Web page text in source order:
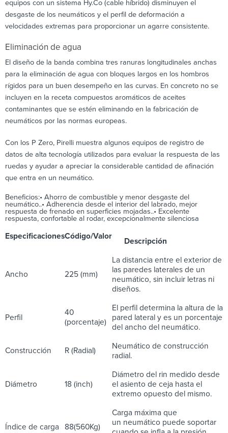
equipos con un sistema Hy.Co (cable híbrido) disminuyen el
desgaste de los neumáticos y el perfil de deformación a
velocidades extremas para proporcionar un agarre consistente.
Eliminación de agua
El diseño de la banda combina tres ranuras longitudinales anchas
para la eliminación de agua con bloques largos en los hombros
rígidos para un buen desempeño en las curvas. En concreto no se
incluyen en la receta compuestos aromáticos de aceites
contaminantes que se estén eliminando en la fabricación de
neumáticos por las normas europeas.
Con los P Zero, Pirelli muestra algunos equipos de registro de
datos de alta tecnología utilizados para evaluar la respuesta de las
ruedas y ayudar a apreciar la considerable cantidad de afinación
que entra en un neumático.
Beneficios:• Ahorro de combustible y menor desgaste del
neumático..• Adherencia desde el interior del labrado, mejor
respuesta de frenado en superficies mojadas..• Excelente
respuesta, confortable al rodar, excepcionalmente silenciosa
EspecificacionesCódigo/Valor
Descripción
Ancho 225 (mm)
La distancia entre el exterior de
las paredes laterales de un
neumático, sin incluir letras ni
diseños.
Perfil
40
(porcentaje)
El perfil determina la altura de la
pared lateral y es un porcentaje
del ancho del neumático.
Construcción R (Radial)
Neumático de construcción
radial.
Diámetro 18 (inch)
Diámetro del rin medido desde
el asiento de ceja hasta el
extremo opuesto del mismo.
Índice de carga 88(560Kg)
Carga máxima que
un neumático puede soportar